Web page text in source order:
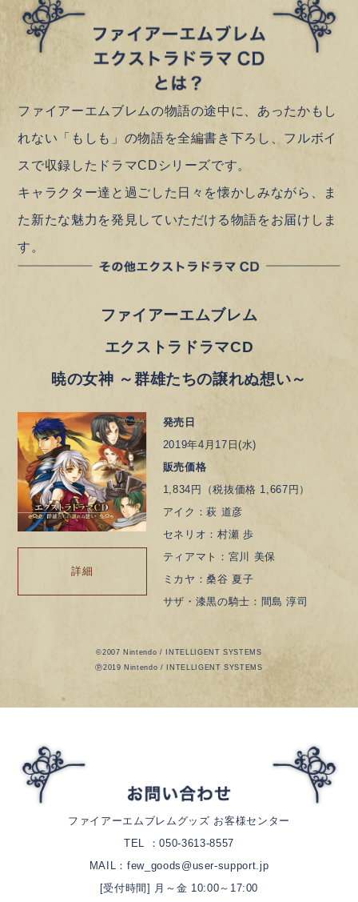
ファイアーエムブレムの物語の途中に、あったかもし
れない「もしも」の物語を全編書き下ろし、フルボイ
スで収録したドラマCDシリーズです。
キャラクター達と過ごした日々を懐かしみながら、ま
た新たな魅力を発見していただける物語をお届けしま
す。
ファイアーエムブレム
エクストラドラマCD
暁の女神 ～群雄たちの譲れぬ想い～
詳細
発売日
2019年4月17日(水)
販売価格
1,834円（税抜価格 1,667円）
アイク：萩 道彦
セネリオ：村瀬 歩
ティアマト：宮川 美保
ミカヤ：桑谷 夏子
サザ・漆黒の騎士：間島 淳司
©2007 Nintendo / INTELLIGENT SYSTEMS
ⓟ2019 Nintendo / INTELLIGENT SYSTEMS
ファイアーエムブレムグッズ お客様センター
TEL ：050-3613-8557
MAIL：few_goods@user-support.jp
[受付時間] 月～金 10:00～17:00